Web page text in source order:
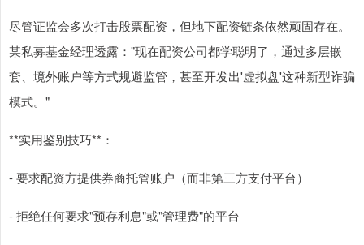
尽管证监会多次打击股票配资，但地下配资链条依然顽固存在。
某私募基金经理透露："现在配资公司都学聪明了，通过多层嵌
套、境外账户等方式规避监管，甚至开发出'虚拟盘'这种新型诈骗
模式。"
**实用鉴别技巧**：
- 要求配资方提供券商托管账户（而非第三方支付平台）
- 拒绝任何要求"预存利息"或"管理费"的平台
上证综指 3900.35 +21.92